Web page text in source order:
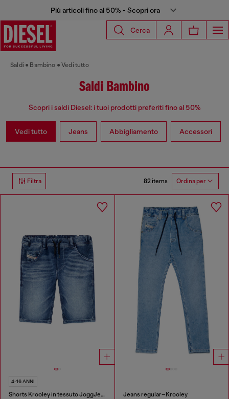
Più articoli fino al 50% - Scopri ora
Cerca
Saldi Bambino Vedi tutto
Saldi Bambino
Scopri i saldi Diesel: i tuoi prodotti preferiti fino al 50%
Vedi tutto Jeans Abbigliamento Accessori
Filtra 82 items Ordina per
4-16 ANNI
Shorts Krooley in tessuto JoggJeans Jeans regular–Krooley